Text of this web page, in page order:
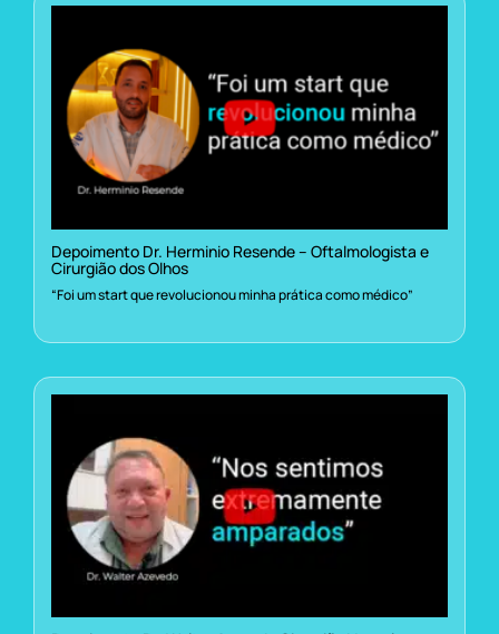
Depoimento Dr. Herminio Resende – Oftalmologista e
Cirurgião dos Olhos
“Foi um start que revolucionou minha prática como médico”